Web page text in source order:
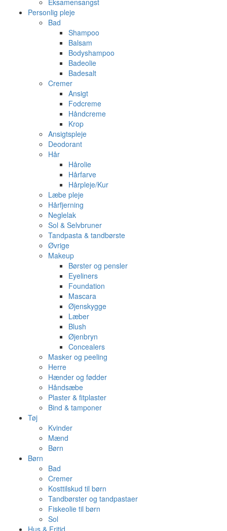
Eksamensangst
Personlig pleje
Bad
Shampoo
Balsam
Bodyshampoo
Badeolie
Badesalt
Cremer
Ansigt
Fodcreme
Håndcreme
Krop
Ansigtspleje
Deodorant
Hår
Hårolie
Hårfarve
Hårpleje/Kur
Læbe pleje
Hårfjerning
Neglelak
Sol & Selvbruner
Tandpasta & tandbørste
Øvrige
Makeup
Børster og pensler
Eyeliners
Foundation
Mascara
Øjenskygge
Læber
Blush
Øjenbryn
Concealers
Masker og peeling
Herre
Hænder og fødder
Håndsæbe
Plaster & fitplaster
Bind & tamponer
Tøj
Kvinder
Mænd
Børn
Børn
Bad
Cremer
Kosttilskud til børn
Tandbørster og tandpastaer
Fiskeolie til børn
Sol
Hus & Fritid